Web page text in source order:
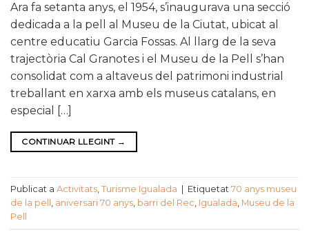
Ara fa setanta anys, el 1954, s’inaugurava una secció
dedicada a la pell al Museu de la Ciutat, ubicat al
centre educatiu Garcia Fossas. Al llarg de la seva
trajectòria Cal Granotes i el Museu de la Pell s’han
consolidat com a altaveus del patrimoni industrial
treballant en xarxa amb els museus catalans, en
especial […]
CONTINUAR LLEGINT →
Publicat a Activitats Turisme Igualada | Etiquetat 70 anys museu
de la pell aniversari 70 anys barri del Rec Igualada Museu de la
Pell